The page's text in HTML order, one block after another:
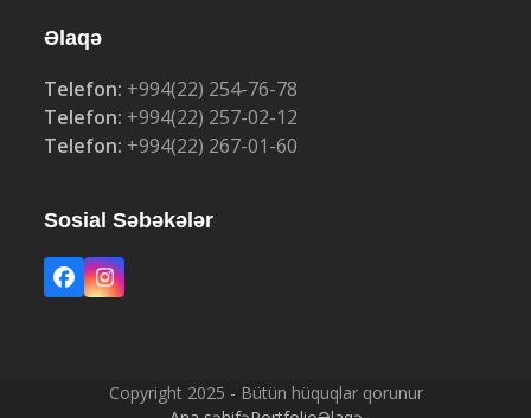
Əlaqə
Telefon: +994(22) 254-76-78
Telefon: +994(22) 257-02-12
Telefon: +994(22) 267-01-60
Sosial Səbəkələr
Facebook
Instagram
Copyright 2025 - Bütün hüquqlar qorunur